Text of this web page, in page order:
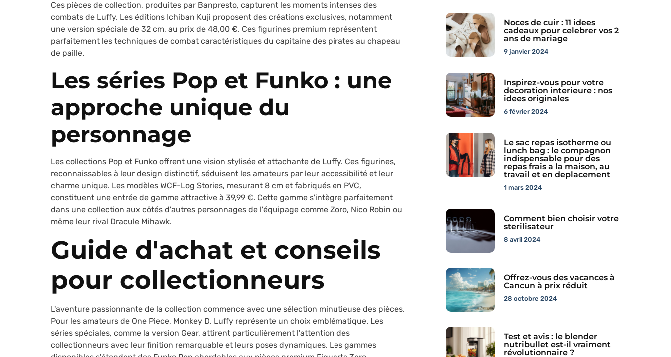
Ces pièces de collection, produites par Banpresto, capturent les moments intenses des
combats de Luffy. Les éditions Ichiban Kuji proposent des créations exclusives, notamment
une version spéciale de 32 cm, au prix de 48,00 €. Ces figurines premium représentent
parfaitement les techniques de combat caractéristiques du capitaine des pirates au chapeau
de paille.
Les séries Pop et Funko : une
approche unique du
personnage
Les collections Pop et Funko offrent une vision stylisée et attachante de Luffy. Ces figurines,
reconnaissables à leur design distinctif, séduisent les amateurs par leur accessibilité et leur
charme unique. Les modèles WCF-Log Stories, mesurant 8 cm et fabriqués en PVC,
constituent une entrée de gamme attractive à 39,99 €. Cette gamme s'intègre parfaitement
dans une collection aux côtés d'autres personnages de l'équipage comme Zoro, Nico Robin ou
même leur rival Dracule Mihawk.
Guide d'achat et conseils
pour collectionneurs
L'aventure passionnante de la collection commence avec une sélection minutieuse des pièces.
Pour les amateurs de One Piece, Monkey D. Luffy représente un choix emblématique. Les
séries spéciales, comme la version Gear, attirent particulièrement l'attention des
collectionneurs avec leur finition remarquable et leurs poses dynamiques. Les gammes
Noces de cuir : 11 idees
cadeaux pour celebrer vos 2
ans de mariage
9 janvier 2024
Inspirez-vous pour votre
decoration interieure : nos
idees originales
6 février 2024
Le sac repas isotherme ou
lunch bag : le compagnon
indispensable pour des
repas frais a la maison, au
travail et en deplacement
1 mars 2024
Comment bien choisir votre
sterilisateur
8 avril 2024
Offrez-vous des vacances à
Cancun à prix réduit
28 octobre 2024
Test et avis : le blender
nutribullet est-il vraiment
révolutionnaire ?